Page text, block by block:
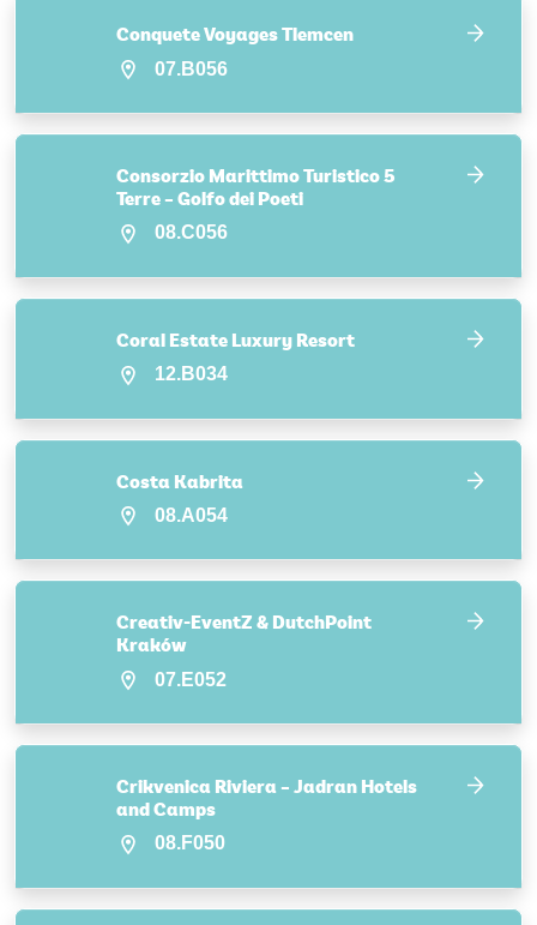
Conquete Voyages Tlemcen
07.B056
Consorzio Marittimo Turistico 5
Terre – Golfo dei Poeti
08.C056
Coral Estate Luxury Resort
12.B034
Costa Kabrita
08.A054
Creativ-EventZ & DutchPoint
Kraków
07.E052
Crikvenica Riviera – Jadran Hotels
and Camps
08.F050